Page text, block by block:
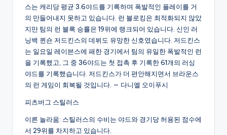
스는 캐리당 평균 3.6야드를 기록하며 폭발적인 플레이를 거
의 만들어내지 못하고 있습니다. 런 블로킹은 최적화되지 않았
지만 팀의 런 블록 승률은 19위에 랭크되어 있습니다. 신인 러
닝백 퀸숀 저드킨스의 데뷔도 유망한 신호였습니다. 저드킨스
는 일요일 레이븐스에 패한 경기에서 팀의 유일한 폭발적인 런
을 기록했고, 그 중 36야드는 첫 접촉 후 기록한 61개의 러싱
야드를 기록했습니다. 저드킨스가 더 편안해지면서 브라운스
의 런 게임이 회복될 것입니다. — 다니엘 오이푸시
피츠버그 스틸러스
이른 놀라움: 스틸러스의 수비는 야드와 경기당 허용된 점수에
서 29위를 차지하고 있습니다.